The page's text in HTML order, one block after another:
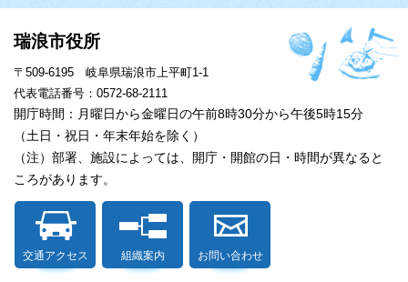
瑞浪市役所
〒509-6195 岐阜県瑞浪市上平町1-1
代表電話番号：0572-68-2111
開庁時間：月曜日から金曜日の午前8時30分から午後5時15分
（土日・祝日・年末年始を除く）
（注）部署、施設によっては、開庁・開館の日・時間が異なると
ころがあります。
交通アクセス 組織案内 お問い合わせ